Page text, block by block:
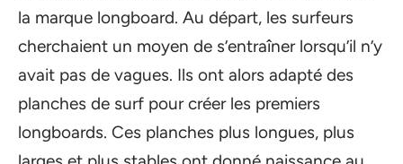
la marque longboard. Au départ, les surfeurs
cherchaient un moyen de s’entraîner lorsqu’il n’y
avait pas de vagues. Ils ont alors adapté des
planches de surf pour créer les premiers
longboards. Ces planches plus longues, plus